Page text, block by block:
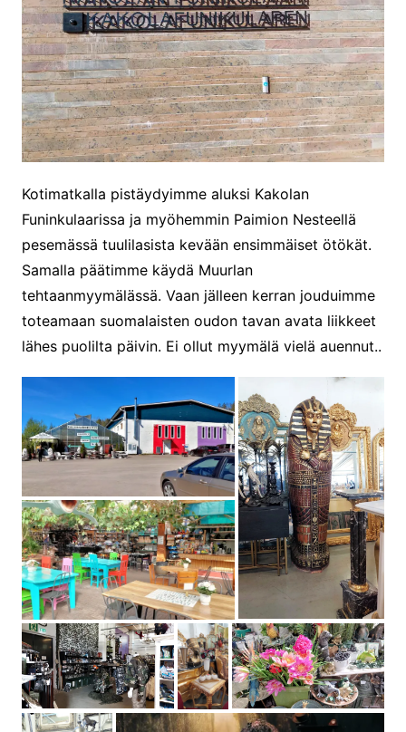
Kotimatkalla pistäydyimme aluksi Kakolan
Funinkulaarissa ja myöhemmin Paimion Nesteellä
pesemässä tuulilasista kevään ensimmäiset ötökät.
Samalla päätimme käydä Muurlan
tehtaanmyymälässä. Vaan jälleen kerran jouduimme
toteamaan suomalaisten oudon tavan avata liikkeet
lähes puolilta päivin. Ei ollut myymälä vielä auennut..